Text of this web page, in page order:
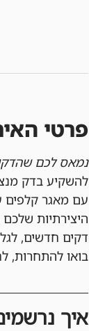
פרטי
נמאס לכם
להשקיע בדק
היצירתיות
דקים חדשים,
בואו להתחרות,
איך